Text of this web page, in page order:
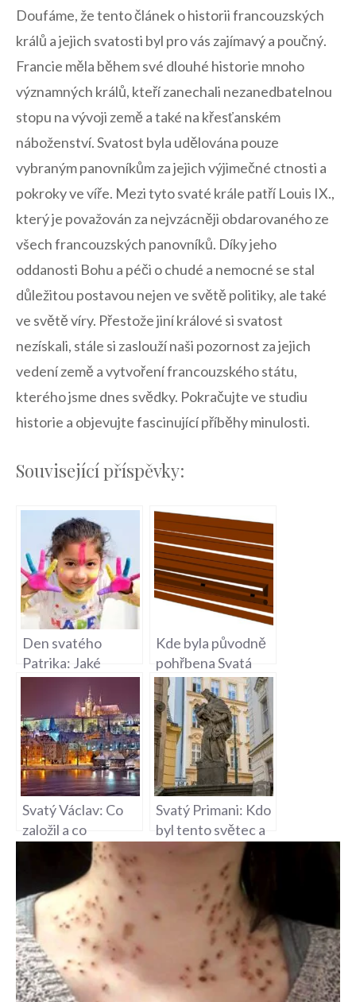
Doufáme, že tento článek o historii francouzských
králů a jejich svatosti byl pro vás zajímavý ⁢a poučný.
Francie měla ⁢během své dlouhé historie mnoho
‍významných králů, kteří zanechali nezanedbatelnou
stopu na vývoji země a také na křesťanském
náboženství. Svatost​ byla udělována pouze
vybraným panovníkům za jejich výjimečné ctnosti a
pokroky ve víře. Mezi tyto svaté krále patří Louis IX.,
který je považován ⁣za ⁣nejvzácněji obdarovaného ze
všech francouzských ‌panovníků. Díky jeho
oddanosti ⁣Bohu a péči o chudé a nemocné se stal
důležitou ‌postavou nejen ve světě politiky, ale také​
ve světě víry. Přestože jiní králové si svatost
nezískali, stále si zaslouží naši pozornost za‍ jejich
vedení země a vytvoření francouzského státu,
kterého jsme dnes svědky. Pokračujte ve studiu
historie a objevujte fascinující příběhy⁢ minulosti.
Související příspěvky:
Den svatého
Patrika: Jaké
tradice a zvyky?
Kde byla původně
pohřbena Svatá
Zdislava – Historie
a svatá místa
Svatý Václav: Co
založil a co
představuje?
Svatý Primani: Kdo
byl tento světec a
jaký měl význam?